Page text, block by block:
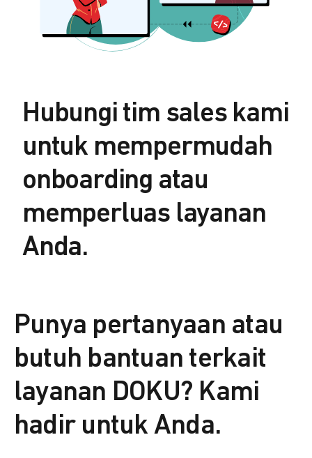
Hubungi tim sales kami
untuk mempermudah
onboarding atau
memperluas layanan
Anda.
Punya pertanyaan atau
butuh bantuan terkait
layanan DOKU? Kami
hadir untuk Anda.